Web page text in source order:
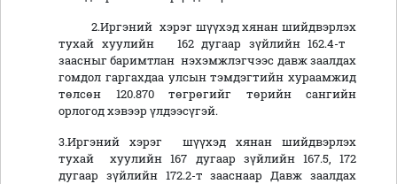
2.Иргэний хэрэг шүүхэд хянан шийдвэрлэх
тухай хуулийн 162 дугаар зүйлийн 162.4-т
заасныг баримтлан нэхэмжлэгчээс давж заалдах
гомдол гаргахдаа улсын тэмдэгтийн хураамжид
төлсөн 120.870 төгрөгийг төрийн сангийн
орлогод хэвээр үлдээсүгэй.
3.Иргэний хэрэг шүүхэд хянан шийдвэрлэх
тухай хуулийн 167 дугаар зүйлийн 167.5, 172
дугаар зүйлийн 172.2-т зааснаар Давж заалдах